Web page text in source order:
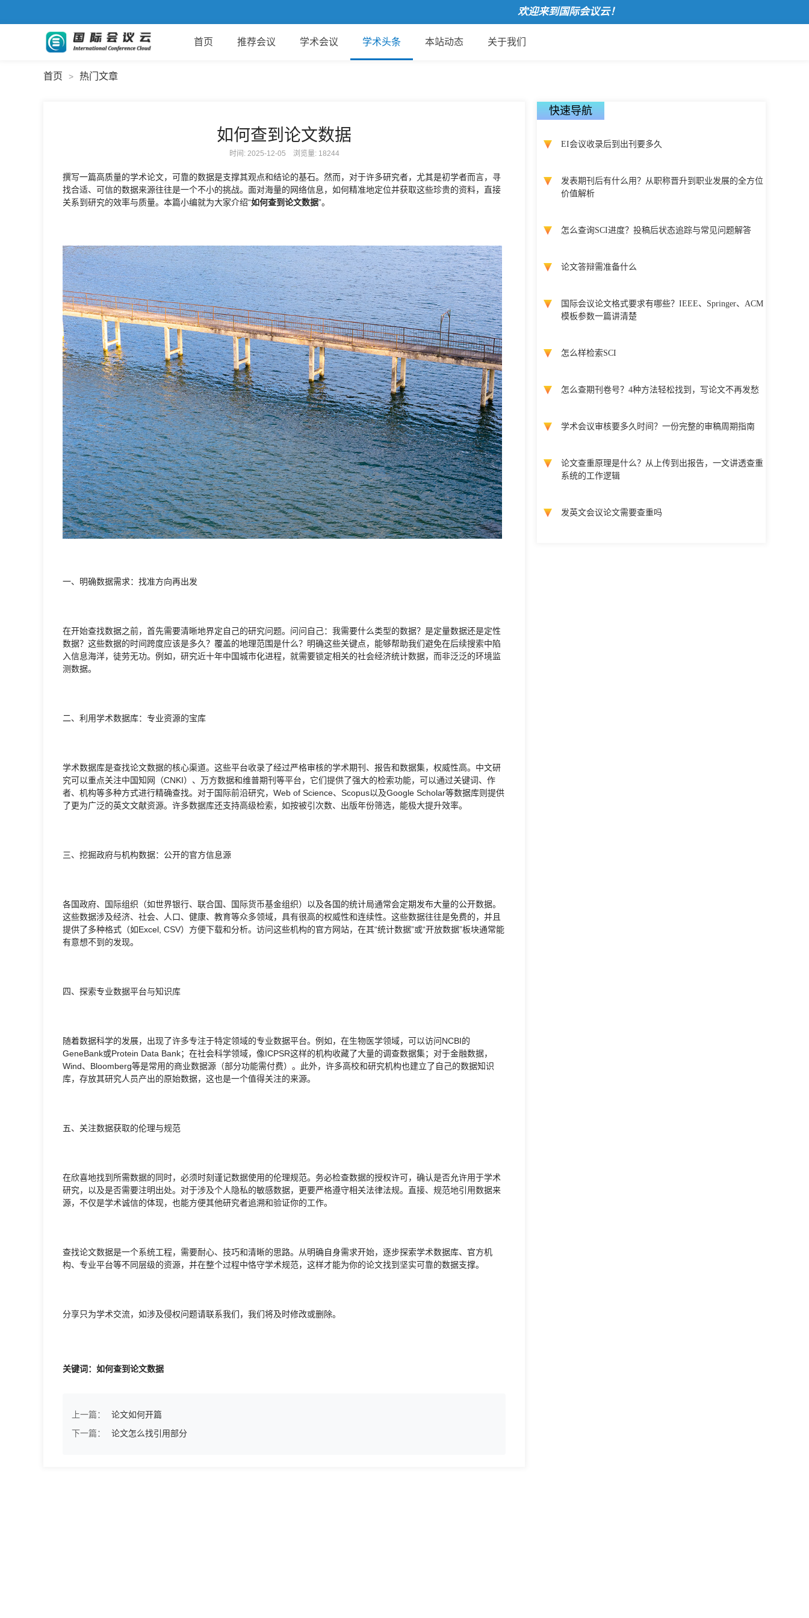
欢迎来到国际会议云！
首页 推荐会议 学术会议 学术头条 本站动态 关于我们
首页 > 热门文章
如何查到论文数据
时间: 2025-12-05 浏览量: 18244
撰写一篇高质量的学术论文，可靠的数据是支撑其观点和结论的基石。然而，对于许多研究者，尤其是初学者而言，寻
找合适、可信的数据来源往往是一个不小的挑战。面对海量的网络信息，如何精准地定位并获取这些珍贵的资料，直接
关系到研究的效率与质量。本篇小编就为大家介绍“如何查到论文数据”。
一、明确数据需求：找准方向再出发
在开始查找数据之前，首先需要清晰地界定自己的研究问题。问问自己：我需要什么类型的数据？是定量数据还是定性
数据？这些数据的时间跨度应该是多久？覆盖的地理范围是什么？明确这些关键点，能够帮助我们避免在后续搜索中陷
入信息海洋，徒劳无功。例如，研究近十年中国城市化进程，就需要锁定相关的社会经济统计数据，而非泛泛的环境监
测数据。
二、利用学术数据库：专业资源的宝库
学术数据库是查找论文数据的核心渠道。这些平台收录了经过严格审核的学术期刊、报告和数据集，权威性高。中文研
究可以重点关注中国知网（CNKI）、万方数据和维普期刊等平台，它们提供了强大的检索功能，可以通过关键词、作
者、机构等多种方式进行精确查找。对于国际前沿研究，Web of Science、Scopus以及Google Scholar等数据库则提供
了更为广泛的英文文献资源。许多数据库还支持高级检索，如按被引次数、出版年份筛选，能极大提升效率。
三、挖掘政府与机构数据：公开的官方信息源
各国政府、国际组织（如世界银行、联合国、国际货币基金组织）以及各国的统计局通常会定期发布大量的公开数据。
这些数据涉及经济、社会、人口、健康、教育等众多领域，具有很高的权威性和连续性。这些数据往往是免费的，并且
提供了多种格式（如Excel, CSV）方便下载和分析。访问这些机构的官方网站，在其“统计数据”或“开放数据”板块通常能
有意想不到的发现。
四、探索专业数据平台与知识库
随着数据科学的发展，出现了许多专注于特定领域的专业数据平台。例如，在生物医学领域，可以访问NCBI的
GeneBank或Protein Data Bank；在社会科学领域，像ICPSR这样的机构收藏了大量的调查数据集；对于金融数据，
Wind、Bloomberg等是常用的商业数据源（部分功能需付费）。此外，许多高校和研究机构也建立了自己的数据知识
库，存放其研究人员产出的原始数据，这也是一个值得关注的来源。
五、关注数据获取的伦理与规范
在欣喜地找到所需数据的同时，必须时刻谨记数据使用的伦理规范。务必检查数据的授权许可，确认是否允许用于学术
研究，以及是否需要注明出处。对于涉及个人隐私的敏感数据，更要严格遵守相关法律法规。直接、规范地引用数据来
源，不仅是学术诚信的体现，也能方便其他研究者追溯和验证你的工作。
查找论文数据是一个系统工程，需要耐心、技巧和清晰的思路。从明确自身需求开始，逐步探索学术数据库、官方机
构、专业平台等不同层级的资源，并在整个过程中恪守学术规范，这样才能为你的论文找到坚实可靠的数据支撑。
分享只为学术交流，如涉及侵权问题请联系我们，我们将及时修改或删除。
关键词：如何查到论文数据
上一篇：
论文如何开篇
下一篇：
论文怎么找引用部分
快速导航
EI会议收录后到出刊要多久
发表期刊后有什么用？从职称晋升到职业发展的全方位
价值解析
怎么查询SCI进度？投稿后状态追踪与常见问题解答
论文答辩需准备什么
国际会议论文格式要求有哪些？IEEE、Springer、ACM
模板参数一篇讲清楚
怎么样检索SCI
怎么查期刊卷号？4种方法轻松找到，写论文不再发愁
学术会议审核要多久时间？一份完整的审稿周期指南
论文查重原理是什么？从上传到出报告，一文讲透查重
系统的工作逻辑
发英文会议论文需要查重吗